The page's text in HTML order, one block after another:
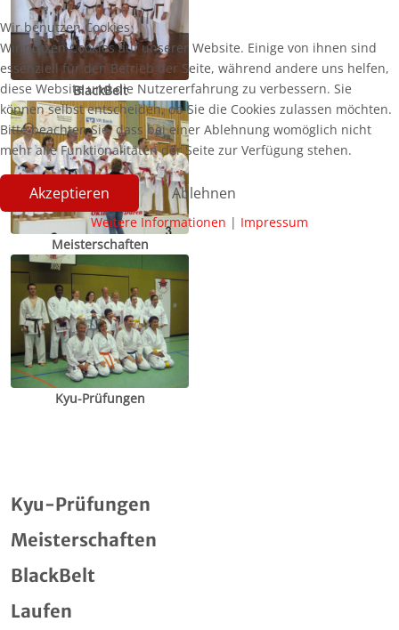
BlackBelt
Meisterschaften
Kyu-Prüfungen
Kyu-Prüfungen
Meisterschaften
BlackBelt
Laufen
Wir benutzen Cookies
Wir nutzen Cookies auf unserer Website. Einige von ihnen sind
essenziell für den Betrieb der Seite, während andere uns helfen,
diese Website und die Nutzererfahrung zu verbessern. Sie
können selbst entscheiden, ob Sie die Cookies zulassen möchten.
Bitte beachten Sie, dass bei einer Ablehnung womöglich nicht
mehr alle Funktionalitäten der Seite zur Verfügung stehen.
Akzeptieren Ablehnen
Weitere Informationen | Impressum